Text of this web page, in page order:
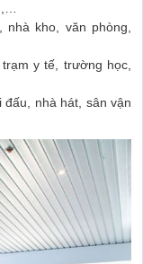
nhà kho, văn phòng,
y tế, trường học,
đấu, nhà hát, sân vận